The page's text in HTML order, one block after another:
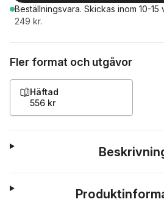
Beställningsvara. Skickas inom 10-15
249 kr.
Fler format och utgåvor
Häftad
556 kr